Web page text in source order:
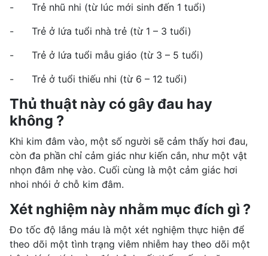
- Trẻ nhũ nhi (từ lúc mới sinh đến 1 tuổi)
- Trẻ ở lứa tuổi nhà trẻ (từ 1 – 3 tuổi)
- Trẻ ở lứa tuổi mẫu giáo (từ 3 – 5 tuổi)
- Trẻ ở tuổi thiếu nhi (từ 6 – 12 tuổi)
Thủ thuật này có gây đau hay
không ?
Khi kim đâm vào, một số người sẽ cảm thấy hơi đau,
còn đa phần chỉ cảm giác như kiến cắn, như một vật
nhọn đâm nhẹ vào. Cuối cùng là một cảm giác hơi
nhoi nhói ở chỗ kim đâm.
Xét nghiệm này nhằm mục đích gì ?
Đo tốc độ lắng máu là một xét nghiệm thực hiện để
theo dõi một tình trạng viêm nhiễm hay theo dõi một